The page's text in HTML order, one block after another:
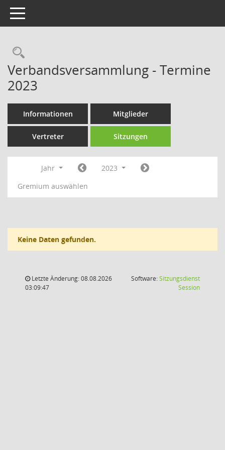
Toggle navigation
Rechercheauswahl
Verbandsversammlung - Termine
2023
Informationen Mitglieder
Vertreter Sitzungen
Jahr
2023
Gremium auswählen
Keine Daten gefunden.
Letzte Änderung: 08.08.2026
03:09:47
Software:Sitzungsdienst
Session(Wird in